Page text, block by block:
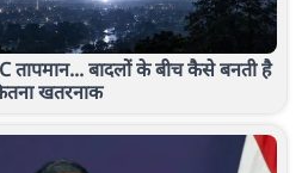
तापमान... बादलों के बीच कैसे बनती है
खतरनाक